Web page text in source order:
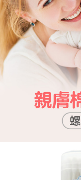
１．透過由恩沛科技股份
易，需依本服務之必要範
權轉讓予恩沛科技股份有
２．關於個人資料處理事
https://aftee.tw/terms/
３．未成年的使用者請事
「AFTEE先享後付」，若
４．使用「AFTEE先享後
時審查核予不同之上限額
請求用戶進行身份認證。
５．嚴禁一人註冊多個帳
恩沛科技股份有限公司將